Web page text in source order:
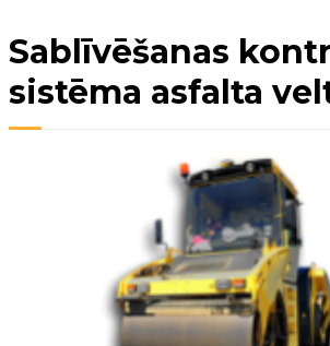
Sablīvēšanas
sistēma asfalta